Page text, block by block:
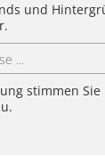
und
stimmen Sie